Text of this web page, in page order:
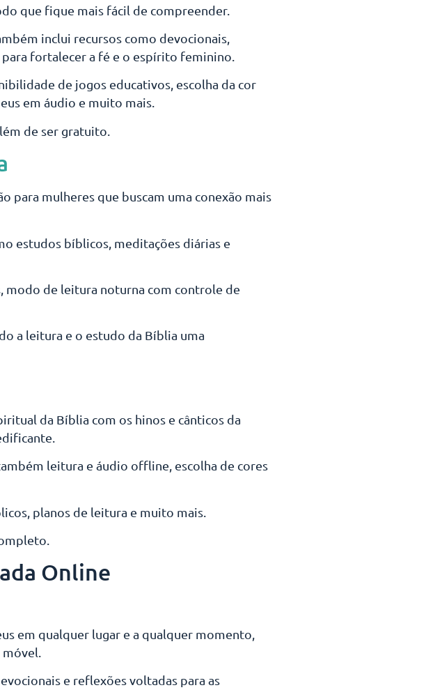
que fique mais fácil de compreender.
inclui recursos como devocionais,
fortalecer a fé e o espírito feminino.
de jogos educativos, escolha da cor
em áudio e muito mais.
de ser gratuito.
para mulheres que buscam uma conexão mais
estudos bíblicos, meditações diárias e
modo de leitura noturna com controle de
a leitura e o estudo da Bíblia uma
da Bíblia com os hinos e cânticos da
leitura e áudio offline, escolha de cores
planos de leitura e muito mais.
Online
em qualquer lugar e a qualquer momento,
e reflexões voltadas para as